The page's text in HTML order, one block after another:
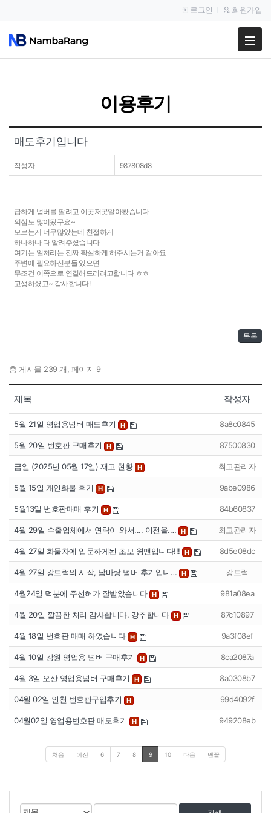
팔고
공지사항
이용후기
로그인 회원가입
이용후기
매도후기입니다
작성자 987808d8
급하게 넘버를 팔려고 이곳저곳알아봤습니다
의심도 많이됬구요~
모르는게 너무많았는데 친절하게
하나하나 다 알려주셨습니다
여기는 일처리는 진짜 확실하게 해주시는거 같아요
주변에 필요하신분들 있으면
무조건 이쪽으로 연결해드리려고합니다 ㅎㅎ
고생하셨고~ 감사합니다!
목록
총 게시물 239 개, 페이지 9
제목 작성자
5월 21일 영업용넘버 매도후기 H 8a8c0845
5월 20일 번호판 구매후기 H 87500830
금일 (2025년 05월 17일) 재고 현황 H 최고관리자
5월 15일 개인화물 후기 H 9abe0986
5월13일 번호판매매 후기 H 84b60837
4월 29일 수출업체에서 연락이 와서.... 이전을.… H 최고관리자
4월 27일 화물차에 입문하게된 초보 윙맨입니다!!! H 8d5e08dc
4월 27일 강트럭의 시작, 남바랑 넘버 후기입니… H 강트럭
4월24일 덕분에 주선허가 잘받았습니다 H 981a08ea
4월 20일 깔끔한 처리 감사합니다. 강추합니다 H 87c10897
4월 18일 번호판 매매 하였습니다 H 9a3f08ef
4월 10일 강원 영업용 넘버 구매후기 H 8ca2087a
4월 3일 오산 영업용넘버 구매후기 H 8a0308b7
04월 02일 인천 번호판구입후기 H 99d4092f
04월02일 영업용번호판 매도후기 H 949208eb
처음 이전 6 7 8 9 10 다음 맨끝
게검
검